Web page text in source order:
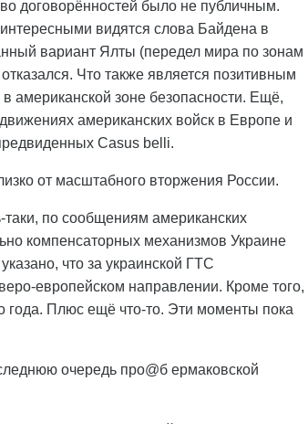
договорённостей было не публичным.
видятся слова Байдена в
вариант Ялты (передел мира по зонам
Что также является позитивным
американской зоне безопасности. Ещё,
американских войск в Европе и
Casus belli.
от масштабного вторжения России.
по сообщениям американских
компенсаторных механизмов Украине
что за украинской ГТС
европейском направлении. Кроме того,
года. Плюс ещё что-то. Эти моменты пока
очередь про@б ермаковской